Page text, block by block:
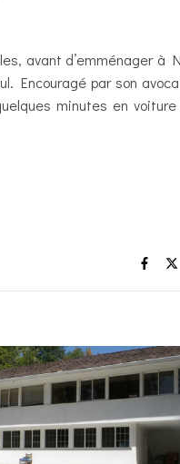
avant d’emménager à
Encouragé par son
minutes en